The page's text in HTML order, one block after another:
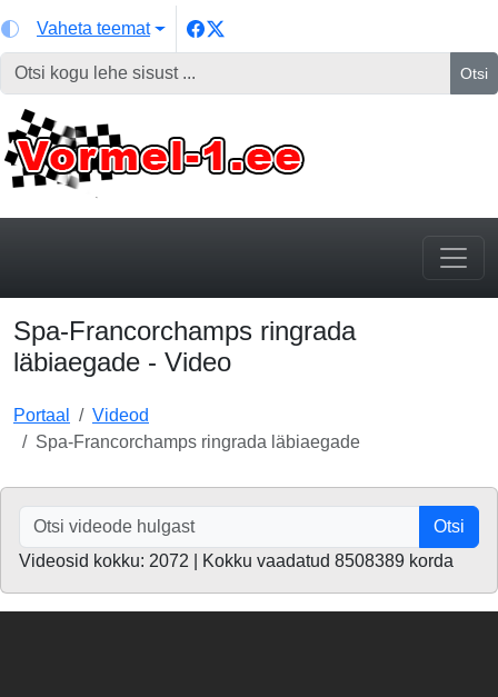
Vaheta teemat
Otsi
Spa-Francorchamps ringrada
läbiaegade - Video
Portaal
Videod
Spa-Francorchamps ringrada läbiaegade
Otsi
Videosid kokku: 2072 | Kokku vaadatud 8508389 korda